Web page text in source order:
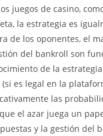
juegos de casino,
la estrategia es
de los oponentes, el
del bankroll son
de la
es legal en la
las
el azar juega un
y la gestión del